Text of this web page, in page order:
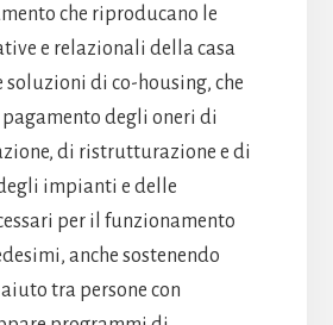
che riproducano le
e relazionali della casa
soluzioni di co-housing, che
degli oneri di
di ristrutturazione e di
impianti e delle
per il funzionamento
anche sostenendo
tra persone con